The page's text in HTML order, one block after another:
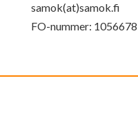
samok(at)samok.fi
FO-nummer: